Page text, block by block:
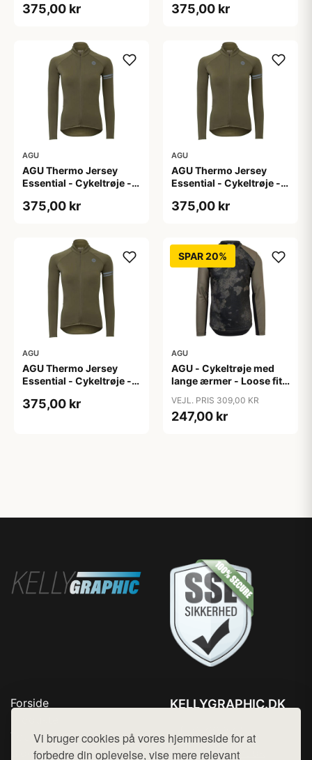
Vi bruger cookies på vores hjemmeside for at
forbedre din oplevelse, vise mere relevant
L
375,00 kr
M
375,00 kr
AGU
AGU Thermo Jersey
Essential - Cykeltrøje -
S
375,00 kr
AGU
AGU Thermo Jersey
Essential - Cykeltrøje -
XL
375,00 kr
AGU
AGU Thermo Jersey
Essential - Cykeltrøje -
XXL
375,00 kr
SPAR 20%
AGU
AGU - Cykeltrøje med
lange ærmer - Loose fit -
VEJL. PRIS 309,00 KR
247,00 kr
Forside
Top Rabatter
Blog
KELLYGRAPHIC.DK
Mail: hej@want.dk